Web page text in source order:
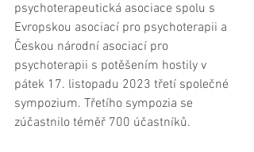
psychoterapeutická asociace spolu s
Evropskou asociací pro psychoterapii a
Českou národní asociací pro
psychoterapii s potěšením hostily v
pátek 17. listopadu 2023 třetí společné
sympozium. Třetího sympozia se
zúčastnilo téměř 700 účastníků.